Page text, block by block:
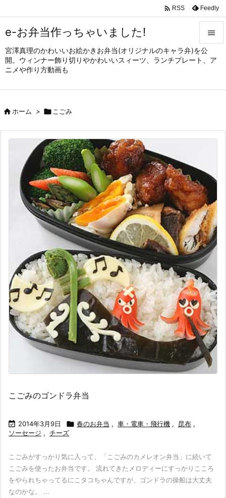
e-お弁当作っちゃいました!
宮澤真理のかわいいお絵かきお弁当(オリジナルのキャラ弁)を公
開。ウィンナー飾り切りやかわいいスィーツ、ランチプレート、ア
ニメや作り方動画も


メニュ
サイド

 RSS Feedly
ホーム >  こごみ
こごみのゴンドラ弁当
 2014年3月9日  春のお弁当 , 車・電車・飛行機 , 昆布 ,
ソーセージ , チーズ
こごみがすっかり気に入って、「こごみのカメレオン弁当」に続いて
こごみを使ったお弁当です。 流れてきたメロディーにすっかりこころ
をやられちゃってるにこタコちゃんですが、ゴンドラの操船は大丈夫
なのかな。 ...